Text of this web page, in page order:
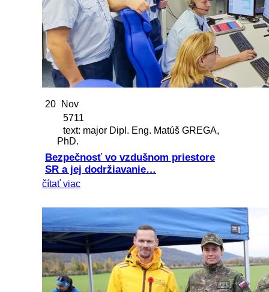
20
Nov
5711
text: major Dipl. Eng. Matúš GREGA,
PhD.
Bezpečnosť vo vzdušnom priestore
SR a jej dodržiavanie…
čítať viac